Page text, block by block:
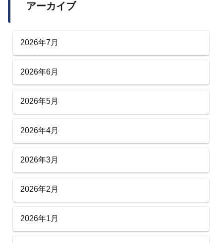
アーカイブ
2026年7月
2026年6月
2026年5月
2026年4月
2026年3月
2026年2月
2026年1月